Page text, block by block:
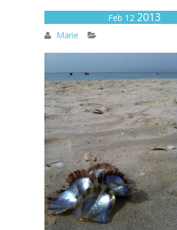
Feb 12 2013
Marie